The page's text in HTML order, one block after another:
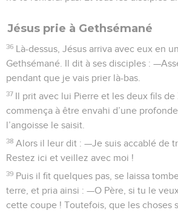
Jésus prie à Gethsémané
36 Là-dessus, Jésus arriva avec eux en
Gethsémané. Il dit à ses disciples :
pendant que je vais prier là-bas.
37 Il prit avec lui Pierre et les deux fils de
commença à être envahi d’une
l’angoisse le saisit.
38 Alors il leur dit : —Je suis accablé de
Restez ici et veillez avec moi !
39 Puis il fit quelques pas, se laissa
terre, et pria ainsi : —O Père, si tu le
cette coupe ! Toutefois, que les choses